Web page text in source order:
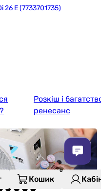
26 E (7733701735)
Розкіш і
ренесанс
Кошик